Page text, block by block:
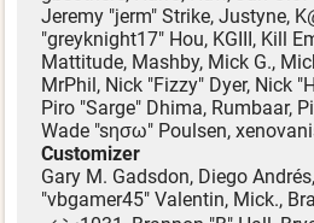
Jeremy "jerm" Strike, Justyne,
"greyknight17" Hou, KGIII, Kill
Mattitude, Mashby, Mick G.,
MrPhil, Nick "Fizzy" Dyer, Nick
Piro "Sarge" Dhima, Rumbaar,
Wade "sησω" Poulsen,
Customizer
Gary M. Gadsdon, Diego
"vbgamer45" Valentin, Mick.,